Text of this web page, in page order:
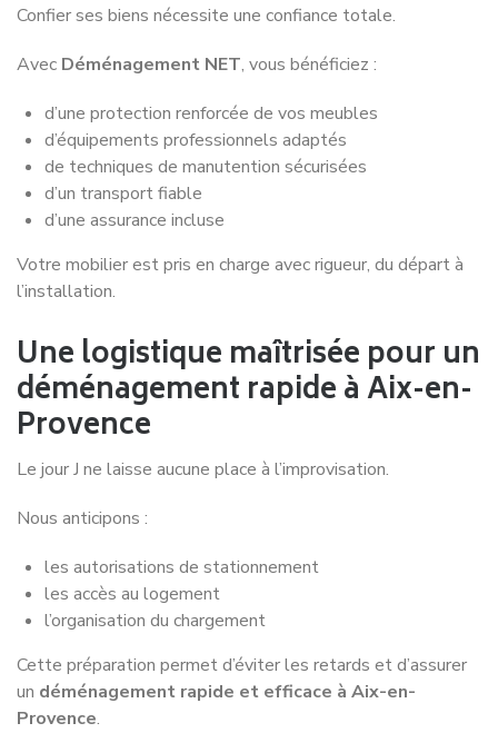
Confier ses biens nécessite une confiance totale.
Avec Déménagement NET, vous bénéficiez :
d’une protection renforcée de vos meubles
d’équipements professionnels adaptés
de techniques de manutention sécurisées
d’un transport fiable
d’une assurance incluse
Votre mobilier est pris en charge avec rigueur, du départ à
l’installation.
Une logistique maîtrisée pour un
déménagement rapide à Aix-en-
Provence
Le jour J ne laisse aucune place à l’improvisation.
Nous anticipons :
les autorisations de stationnement
les accès au logement
l’organisation du chargement
Cette préparation permet d’éviter les retards et d’assurer
un déménagement rapide et efficace à Aix-en-
Provence.